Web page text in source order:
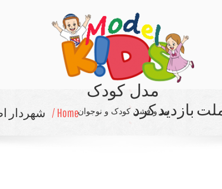
مدل کودک
مد و فشن کودک و نوجوانHome / شهردار بازدید كرد